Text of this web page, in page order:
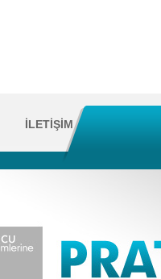
İLETİŞİM